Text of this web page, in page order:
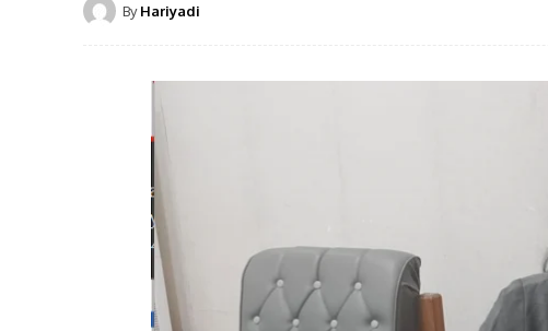
By Hariyadi